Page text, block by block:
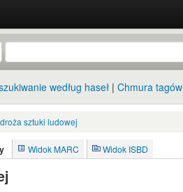
według haseł Chmura tagów
sztuki ludowej
Widok MARC Widok ISBD